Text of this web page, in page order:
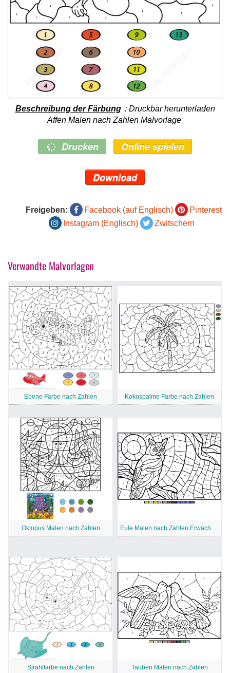
Beschreibung der Färbung : Druckbar herunterladen
Affen Malen nach Zahlen Malvorlage
Drucken Online spielen
Download
Freigeben: Facebook (auf Englisch)
Pinterest
Instagram (Englisch)
Zwitschern
Verwandte Malvorlagen
Ebene Farbe nach Zahlen Kokospalme Farbe nach Zahlen
Oktopus Malen nach Zahlen Eule Malen nach Zahlen Erwachsene
Strahlfarbe nach Zahlen Tauben Malen nach Zahlen